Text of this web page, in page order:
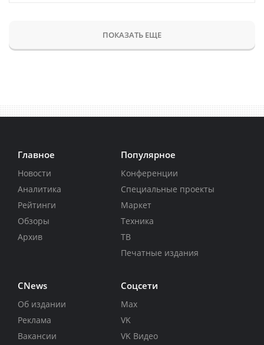
ПОКАЗАТЬ ЕЩЕ
Главное
Новости
Аналитика
Рейтинги
Обзоры
Архив
Популярное
Конференции
Специальные проекты
Маркет
Техника
ТВ
Печатные издания
CNews
Об издании
Реклама
Вакансии
Соцсети
Max
VK
VK Видео